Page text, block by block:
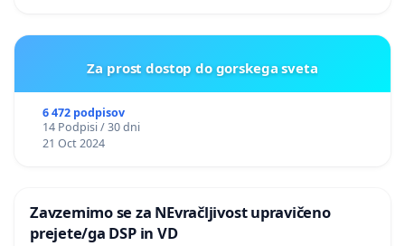
Za prost dostop do gorskega sveta
6 472 podpisov
14 Podpisi / 30 dni
21 Oct 2024
Zavzemimo se za NEvračljivost upravičeno
prejete/ga DSP in VD